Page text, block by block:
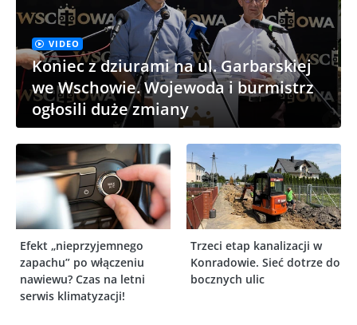
VIDEO
Koniec z dziurami na ul. Garbarskiej
we Wschowie. Wojewoda i burmistrz
ogłosili duże zmiany
Efekt „nieprzyjemnego
zapachu” po włączeniu
nawiewu? Czas na letni
serwis klimatyzacji!
Trzeci etap kanalizacji w
Konradowie. Sieć dotrze do
bocznych ulic